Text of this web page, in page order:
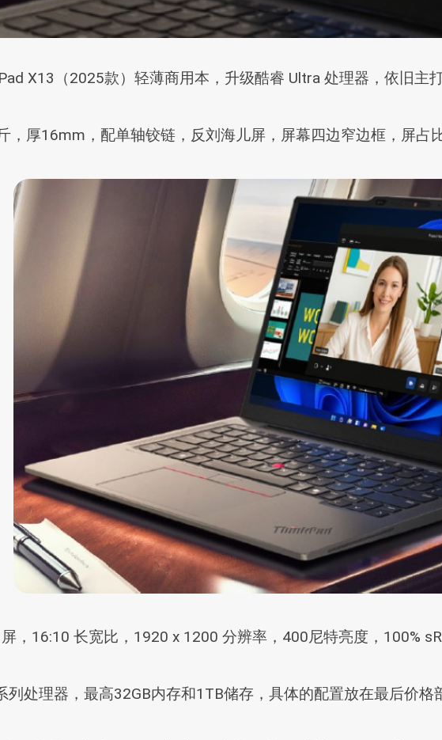
X13（2025款）轻薄商用本，升级酷睿 Ultra 处理器，依旧主
，厚16mm，配单轴铰链，反刘海儿屏，屏幕四边窄边框，屏占比
，16:10 长宽比，1920 x 1200 分辨率，400尼特亮度，100%
处理器，最高32GB内存和1TB储存，具体的配置放在最后价格